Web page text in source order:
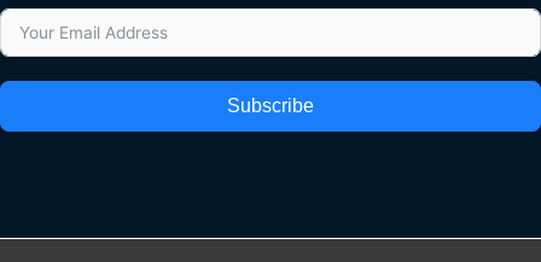
Subscribe